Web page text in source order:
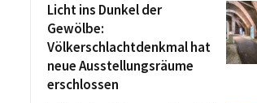
Licht ins Dunkel der
Gewölbe:
Völkerschlachtdenkmal hat
neue Ausstellungsräume
erschlossen